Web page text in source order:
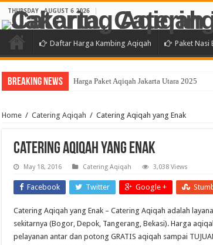
THURSDAY , AUGUST 6 2026
Daftar Harga Kambing Aqiqah Paket Nasi
Breaking News Harga Paket Aqiqah Jakarta Utara 2025
Home / Catering Aqiqah / Catering Aqiqah yang Enak
Catering Aqiqah yang Enak
May 18, 2016 Catering Aqiqah 3,038 Views
Facebook Twitter Google +
Catering Aqiqah yang Enak – Catering Aqiqah adalah
sekitarnya (Bogor, Depok, Tangerang, Bekasi). Harga
pelayanan antar dan potong GRATIS aqiqah sampai